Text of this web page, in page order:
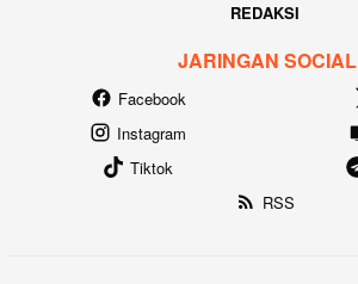
REDAKSI
JARINGAN SOCIAL
Facebook
Instagram
Tiktok
RSS